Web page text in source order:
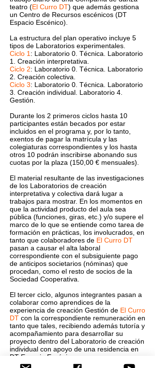
teatro (El Curro DT) que además gestiona
un Centro de Recursos escénicos (DT
Espacio Escénico).
La estructura del plan operativo incluye 5
tipos de Laboratorios experimentales.
Ciclo 1 : Laboratorio 0. Técnica. Laboratorio
1. Creación interpretativa.
Ciclo 2: Laboratorio 0. Técnica. Laboratorio
2. Creación colectiva.
Ciclo 3: Laboratorio 0. Técnica. Laboratorio
3. Creación individual. Laboratorio 4.
Gestión.
Durante los 2 primeros ciclos hasta 10
participantes están becados por estar
incluidos en el programa y, por lo tanto,
exentos de pagar la matrícula y las
colegiaturas correspondientes y los hasta
otros 10 podrán inscribirse abonando sus
cuotas por la plaza (150,00 € mensuales).
El material resultante de las investigaciones
de los Laboratorios de creación
interpretativa y colectiva dará lugar a
trabajos para mostrar. En los momentos en
que la actividad producto del aula sea
pública (funciones, giras, etc.) y/o supere el
marco de lo que se entiende como tarea de
formación en prácticas, los involucrados, en
tanto que colaboradores de El Curro DT
pasan a causar el alta laboral
correspondiente con el subsiguiente pago
de anticipos societarios (nóminas) que
procedan, como el resto de socios de la
Sociedad Cooperativa.
El tercer ciclo, algunos integrantes pasan a
colaborar como aprendices de la
experiencia de creación Gestión de El Curro
DT con la correspondiente remuneración en
tanto que tales, recibiendo además tutoría y
acompañamiento para desarrollar su
proyecto dentro del Laboratorio de creación
individual con apoyo de una residencia en
DT Espacio Escénico.